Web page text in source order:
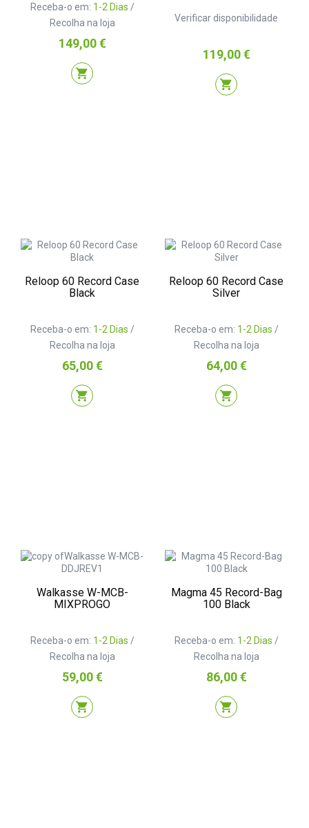
Receba-o em: 1-2 Dias /
Recolha na loja
Preço
149,00 €
shopping_cart
Verificar disponibilidade
Preço
119,00 €
shopping_cart
Reloop 60 Record Case
Black
Receba-o em: 1-2 Dias /
Recolha na loja
Preço
65,00 €
shopping_cart
Reloop 60 Record Case
Silver
Receba-o em: 1-2 Dias /
Recolha na loja
Preço
64,00 €
shopping_cart
Walkasse W-MCB-
MIXPROGO
Receba-o em: 1-2 Dias /
Recolha na loja
Preço
59,00 €
shopping_cart
Magma 45 Record-Bag
100 Black
Receba-o em: 1-2 Dias /
Recolha na loja
Preço
86,00 €
shopping_cart